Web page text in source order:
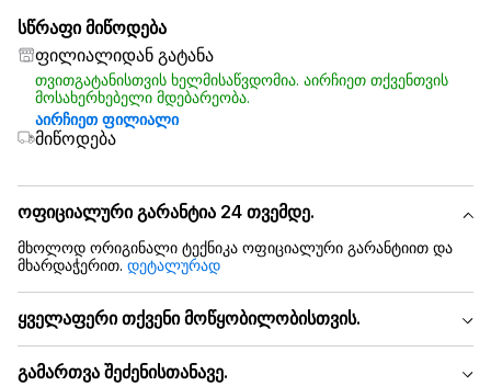
სწრაფი მიწოდება
ფილიალიდან გატანა
თვითგატანისთვის ხელმისაწვდომია. აირჩიეთ თქვენთვის
მოსახერხებელი მდებარეობა.
აირჩიეთ ფილიალი
მიწოდება
ოფიციალური გარანტია 24 თვემდე.
მხოლოდ ორიგინალი ტექნიკა ოფიციალური გარანტიით და
მხარდაჭერით. დეტალურად
ყველაფერი თქვენი მოწყობილობისთვის.
გამართვა შეძენისთანავე.